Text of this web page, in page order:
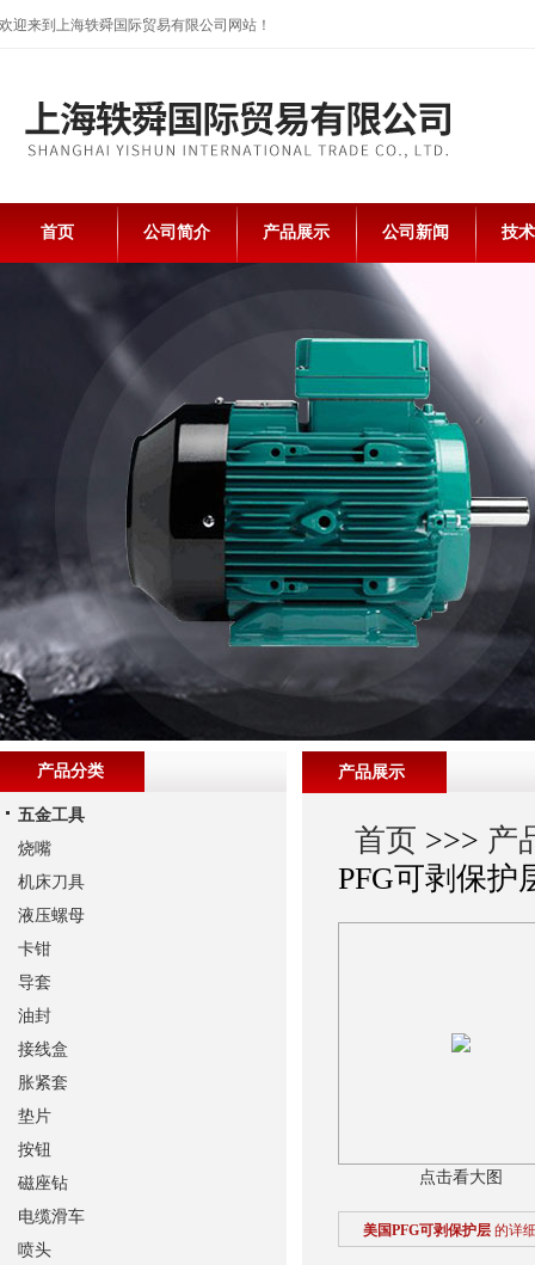
欢迎来到上海轶舜国际贸易有限公司网站！
首页 公司简介 产品展示 公司新闻 技
产品展示
首页 >>> 产
PFG可剥保护
点击看大图
美国PFG可剥保护层 的详
产品分类
五金工具
烧嘴
机床刀具
液压螺母
卡钳
导套
油封
接线盒
胀紧套
垫片
按钮
磁座钻
电缆滑车
喷头